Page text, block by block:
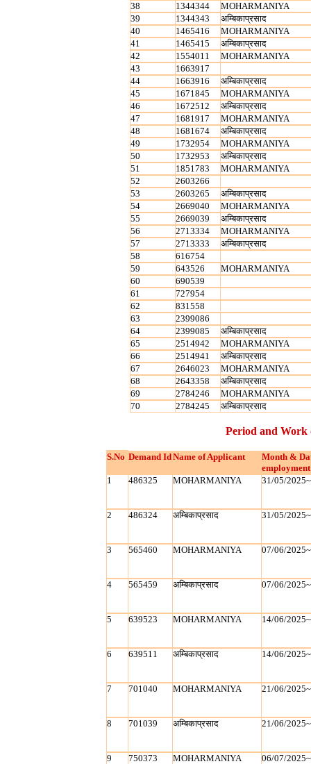
38
1344344
MOHARMANIYA
39
1344343
अम्बिकाप्रसाद
40
1465416
MOHARMANIYA
41
1465415
अम्बिकाप्रसाद
42
1554011
MOHARMANIYA
43
1663917
44
1663916
अम्बिकाप्रसाद
45
1671845
MOHARMANIYA
46
1672512
अम्बिकाप्रसाद
47
1681917
MOHARMANIYA
48
1681674
अम्बिकाप्रसाद
49
1732954
MOHARMANIYA
50
1732953
अम्बिकाप्रसाद
51
1851783
MOHARMANIYA
52
2603266
53
2603265
अम्बिकाप्रसाद
54
2669040
MOHARMANIYA
55
2669039
अम्बिकाप्रसाद
56
2713334
MOHARMANIYA
57
2713333
अम्बिकाप्रसाद
58
616754
59
643526
MOHARMANIYA
60
690539
61
727954
62
831558
63
2399086
64
2399085
अम्बिकाप्रसाद
65
2514942
MOHARMANIYA
66
2514941
अम्बिकाप्रसाद
67
2646023
MOHARMANIYA
68
2643358
अम्बिकाप्रसाद
69
2784246
MOHARMANIYA
70
2784245 अम्बिकाप्रसाद
Period and Work
S.No Demand IdName of Applicant
Month &
1
486325 MOHARMANIYA 31/05/
2 486324 अम्बिकाप्रसाद 31/05/
3 565460 MOHARMANIYA 07/06/
4 565459 अम्बिकाप्रसाद 07/06/
5 639523 MOHARMANIYA 14/06/
6 639511 अम्बिकाप्रसाद 14/06/
7 701040 MOHARMANIYA 21/06/
8 701039 अम्बिकाप्रसाद 21/06/
9 750373 MOHARMANIYA 06/07/